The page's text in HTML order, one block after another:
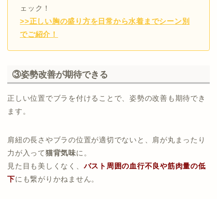
ェック！
>>正しい胸の盛り方を日常から水着までシーン別
でご紹介！
③姿勢改善が期待できる
正しい位置でブラを付けることで、姿勢の改善も期待でき
ます。
肩紐の長さやブラの位置が適切でないと、肩が丸まったり
力が入って猫背気味に。
見た目も美しくなく、バスト周囲の血行不良や筋肉量の低
下にも繋がりかねません。